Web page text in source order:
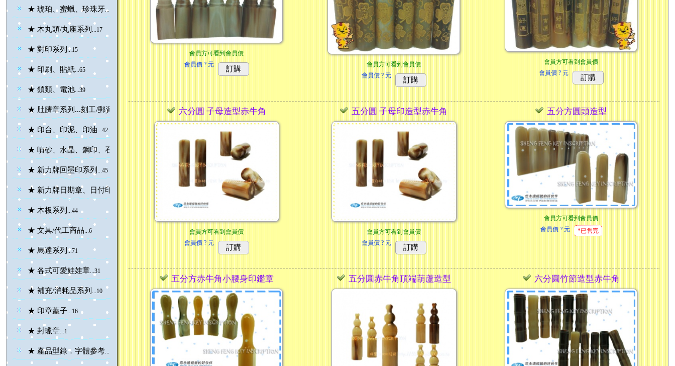
★ 琥珀、蜜蠟、珍珠牙...35
★ 木丸頭/丸座系列 ...17
★ 對印系列 ...15
★ 印刷、貼紙 ...65
★ 鎖類、電池 ...39
★ 肚臍章系列...刻工/郵資均另計...內雕圖案隨機出貨以實品為準...27
★ 印台、印泥、印油 ...42
★ 噴砂、水晶、鋼印、石章系列
★ 新力牌回墨印系列 ...45
★ 新力牌日期章、日付印
★ 木板系列 ...44
★ 文具/代工商品 ...6
★ 馬達系列 ...71
★ 各式可愛娃娃章 ...31
★ 補充/消耗品系列 ...10
★ 印章蓋子 ...16
★ 封蠟章 ...1
★ 產品型錄．字體參考
會員方可看到會員價
會員價? 元
訂購
會員方可看到會員價
會員價? 元
訂購
會員方可看到會員價
會員價? 元
訂購
六分圓 子母造型赤牛角
會員方可看到會員價
會員價? 元
訂購
五分圓 子母印造型赤牛角
會員方可看到會員價
會員價? 元
訂購
五分方圓頭造型
會員方可看到會員價
會員價? 元 *已售完
五分方赤牛角小腰身印鑑章 五分圓赤牛角頂端葫蘆造型 六分圓竹節造型赤牛角